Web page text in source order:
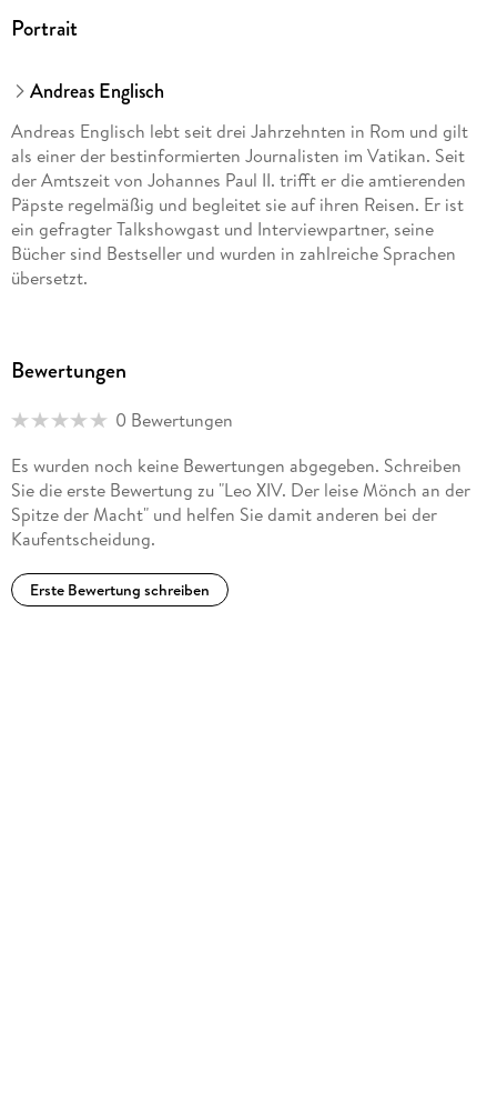
Portrait
Andreas Englisch
Andreas Englisch lebt seit drei Jahrzehnten in Rom und gilt
als einer der bestinformierten Journalisten im Vatikan. Seit
der Amtszeit von Johannes Paul II. trifft er die amtierenden
Päpste regelmäßig und begleitet sie auf ihren Reisen. Er ist
ein gefragter Talkshowgast und Interviewpartner, seine
Bücher sind Bestseller und wurden in zahlreiche Sprachen
übersetzt.
Bewertungen
0 Bewertungen
Es wurden noch keine Bewertungen abgegeben. Schreiben
Sie die erste Bewertung zu "Leo XIV. Der leise Mönch an der
Spitze der Macht" und helfen Sie damit anderen bei der
Kaufentscheidung.
Erste Bewertung schreiben